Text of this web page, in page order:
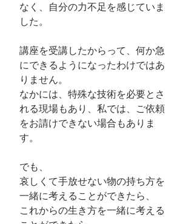
なく、自分の力不足を感じていま
した。
講座を受講したからって、何か急
にできるようになったわけではあ
りません。
なかには、特殊な技術を必要とさ
れる現場もあり、私では、ご依頼
をお請けできない場合もありま
す。
でも、
哀しくて手放せない物の持ち方を
一緒に考えることができたら、
これからの生き方を一緒に考える